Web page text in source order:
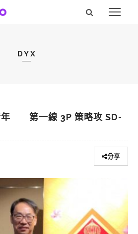
DYX
年 第一線 3P 策略攻 SD-
分享